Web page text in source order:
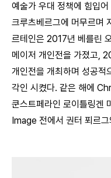
예술가 우대 정책에 힘입
크루츠베르그에 머무르며
르테인은 2017년 베를린
메이저 개인전을 가졌고,
개인전을 개최하며 성공적
각인 시켰다. 같은 해에
쿤스트페라인 로이틀링
Image 전에서 권터 푀르